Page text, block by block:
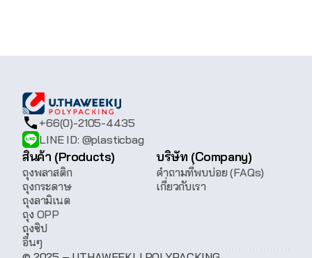
+66(0)-2105-4435
LINE ID: @plasticbag
สินค้า (Products)
ถุงพลาสติก
ถุงกระดาษ
ถุงลามิเนต
ถุง OPP
ถุงซิป
อื่นๆ
บริษัท (Company)
คำถามที่พบบ่อย (FAQs)
เกี่ยวกับเรา